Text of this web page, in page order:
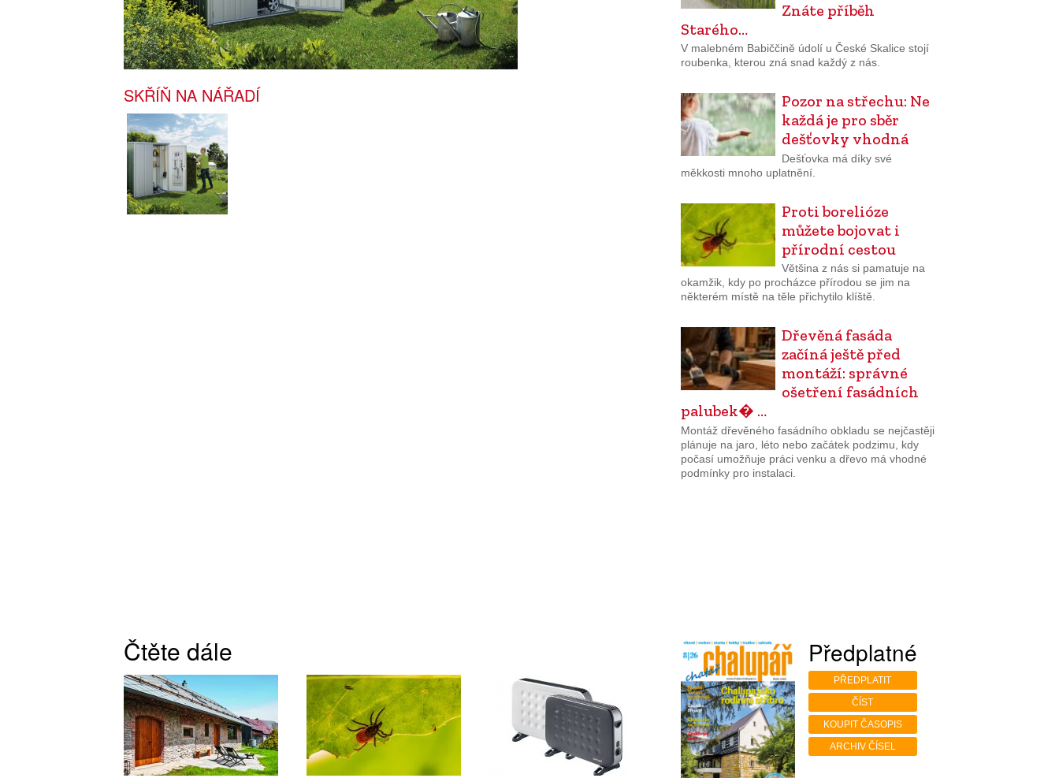
SKŘÍŇ NA NÁŘADÍ
Znáte příběh
Starého…
V malebném Babiččině údolí u České Skalice stojí
roubenka, kterou zná snad každý z nás.
Pozor na střechu: Ne
každá je pro sběr
dešťovky vhodná
Dešťovka má díky své
měkkosti mnoho uplatnění.
Proti borelióze
můžete bojovat i
přírodní cestou
Většina z nás si pamatuje na
okamžik, kdy po procházce přírodou se jim na
některém místě na těle přichytilo klíště.
Dřevěná fasáda
začíná ještě před
montáží: správné
ošetření fasádních
palubek� …
Montáž dřevěného fasádního obkladu se nejčastěji
plánuje na jaro, léto nebo začátek podzimu, kdy
počasí umožňuje práci venku a dřevo má vhodné
podmínky pro instalaci.
Čtěte dále Předplatné
PŘEDPLATIT
ČÍST
KOUPIT ČASOPIS
ARCHIV ČÍSEL